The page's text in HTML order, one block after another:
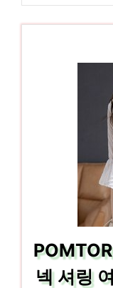
넥 셔링